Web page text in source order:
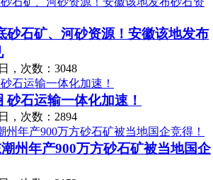
砂石矿、河砂资源！安徽该地发布
，次数：3048
石运输一体化加速！
，次数：2894
州年产900万方砂石矿被当地国企